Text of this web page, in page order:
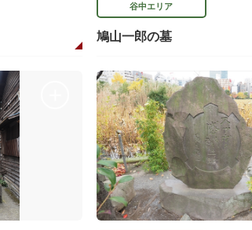
谷中エリア
鳩山一郎の墓